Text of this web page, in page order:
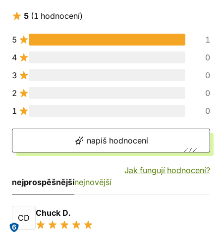
5 (1 hodnocení)
5
1
4
0
3
0
2
0
1
0
napiš hodnocení
Jak fungují hodnocení?
nejprospěšnějšínejnovější
CD
6
Chuck D.